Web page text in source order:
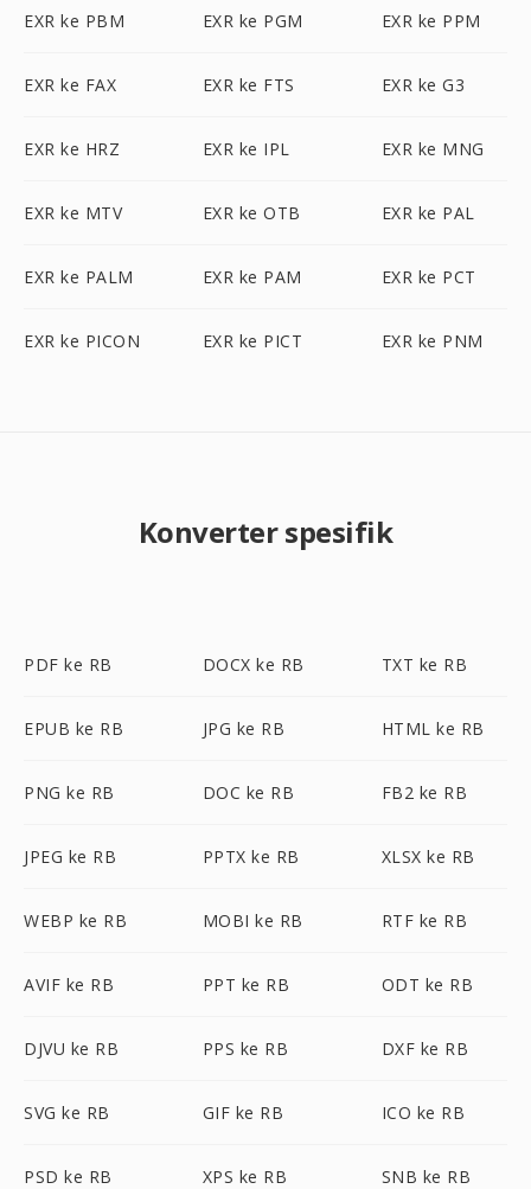
EXR ke PBM EXR ke PGM EXR ke PPM
EXR ke FAX EXR ke FTS EXR ke G3
EXR ke HRZ EXR ke IPL EXR ke MNG
EXR ke MTV EXR ke OTB EXR ke PAL
EXR ke PALM EXR ke PAM EXR ke PCT
EXR ke PICON EXR ke PICT EXR ke PNM
Konverter spesifik
PDF ke RB DOCX ke RB TXT ke RB
EPUB ke RB JPG ke RB HTML ke RB
PNG ke RB DOC ke RB FB2 ke RB
JPEG ke RB PPTX ke RB XLSX ke RB
WEBP ke RB MOBI ke RB RTF ke RB
AVIF ke RB PPT ke RB ODT ke RB
DJVU ke RB PPS ke RB DXF ke RB
SVG ke RB GIF ke RB ICO ke RB
PSD ke RB XPS ke RB SNB ke RB